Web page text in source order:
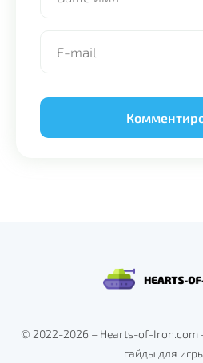
© 2022-2026 – Hearts-of-Iron.com
гайды для